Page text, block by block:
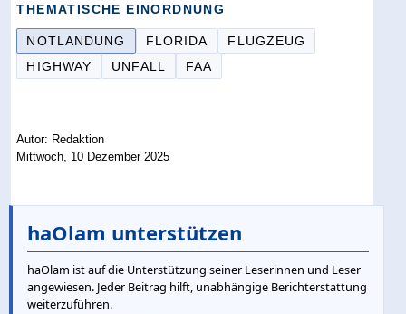
THEMATISCHE EINORDNUNG
NOTLANDUNG FLORIDA
FLUGZEUG
HIGHWAY
UNFALL FAA
Autor: Redaktion
Mittwoch, 10 Dezember 2025
haOlam unterstützen
haOlam ist auf die Unterstützung seiner Leserinnen und Leser
angewiesen. Jeder Beitrag hilft, unabhängige Berichterstattung
weiterzuführen.